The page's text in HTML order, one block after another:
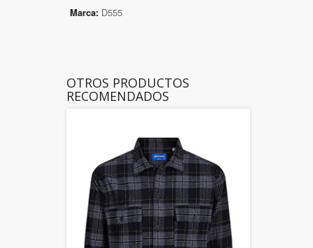
Marca: D555
OTROS PRODUCTOS
RECOMENDADOS